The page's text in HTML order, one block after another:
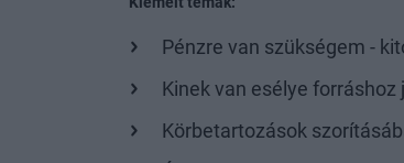
Pénzre van szükségem -
Kinek van esélye forráshoz
Körbetartozások